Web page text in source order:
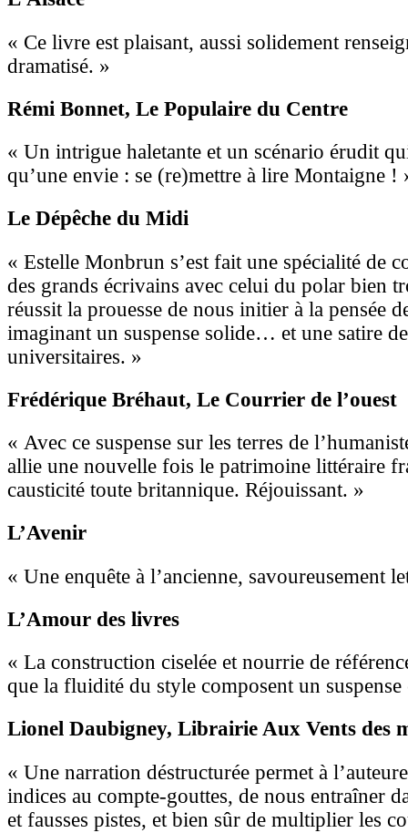
« Ce livre est plaisant, aussi solidement
dramatisé. »
Rémi Bonnet, Le Populaire du Centre
« Un intrigue haletante et un scénario érudit
qu’une envie : se (re)mettre à lire Montaigne !
Le Dépêche du Midi
« Estelle Monbrun s’est fait une spécialité de
des grands écrivains avec celui du polar bien
réussit la prouesse de nous initier à la pensée
imaginant un suspense solide… et une satire
universitaires. »
Frédérique Bréhaut, Le Courrier de l’ouest
« Avec ce suspense sur les terres de
allie une nouvelle fois le patrimoine littéraire
causticité toute britannique. Réjouissant. »
L’Avenir
« Une enquête à l’ancienne, savoureusement
L’Amour des livres
« La construction ciselée et nourrie de
que la fluidité du style composent un
Lionel Daubigney, Librairie Aux Vents des
« Une narration déstructurée permet à
indices au compte-gouttes, de nous entraîner
et fausses pistes, et bien sûr de multiplier les